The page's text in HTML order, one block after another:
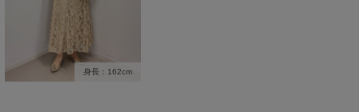
身長：162cm